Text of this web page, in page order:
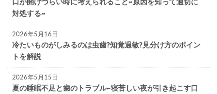
対処する~
2026年5月16日
冷たいものがしみるのは虫歯?知覚過敏?見分け方のポイン
トを解説
2026年5月15日
夏の睡眠不足と歯のトラブル~寝苦しい夜が引き起こす口